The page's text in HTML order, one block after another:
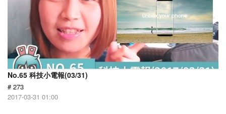
No.65 科技小電報(03/31)
# 273
2017-03-31 01:00